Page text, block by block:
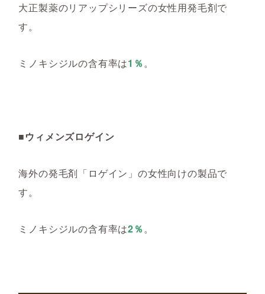
大正製薬のリアップシリーズの女性用発毛剤で
す。
ミノキシジルの含有率は1％。
■ウィメンズロゲイン
海外の発毛剤「ロゲイン」の女性向けの製品で
す。
ミノキシジルの含有率は2％。